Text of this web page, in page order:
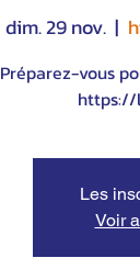
dim. 29 nov.
  |
Préparez-vous
https://
Les
Voir